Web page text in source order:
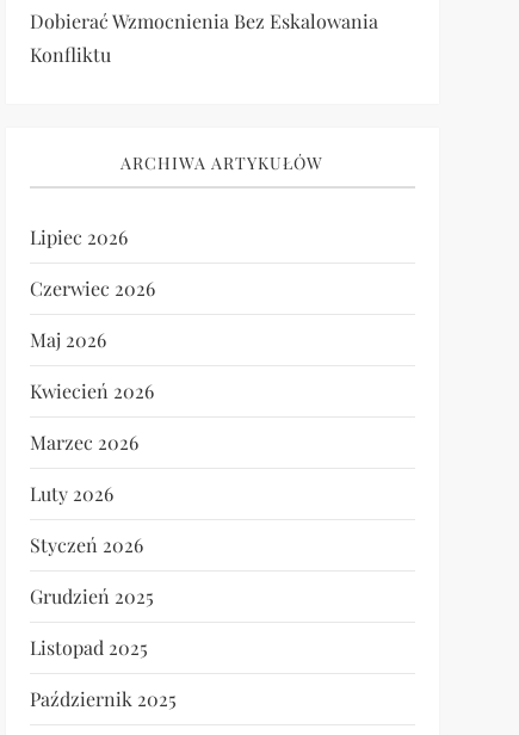
Dobierać Wzmocnienia Bez Eskalowania
Konfliktu
ARCHIWA ARTYKUŁÓW
Lipiec 2026
Czerwiec 2026
Maj 2026
Kwiecień 2026
Marzec 2026
Luty 2026
Styczeń 2026
Grudzień 2025
Listopad 2025
Październik 2025